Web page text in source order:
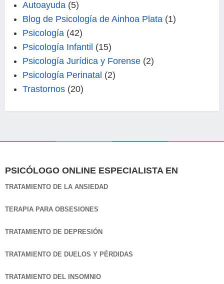
Autoayuda (5)
Blog de Psicología de Ainhoa Plata (1)
Psicología (42)
Psicología Infantil (15)
Psicología Jurídica y Forense (2)
Psicología Perinatal (2)
Trastornos (20)
PSICÓLOGO ONLINE ESPECIALISTA EN
TRATAMIENTO DE LA ANSIEDAD
TERAPIA PARA OBSESIONES
TRATAMIENTO DE DEPRESIÓN
TRATAMIENTO DE DUELOS Y PÉRDIDAS
TRATAMIENTO DEL INSOMNIO